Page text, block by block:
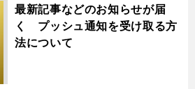
最新記事などのお知らせが届
く プッシュ通知を受け取る方
法について